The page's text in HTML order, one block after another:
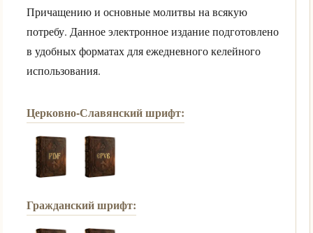
Причащению и основные молитвы на всякую
потребу. Данное электронное издание подготовлено
в удобных форматах для ежедневного келейного
использования.
Церковно-Славянский шрифт:
Гражданский шрифт: